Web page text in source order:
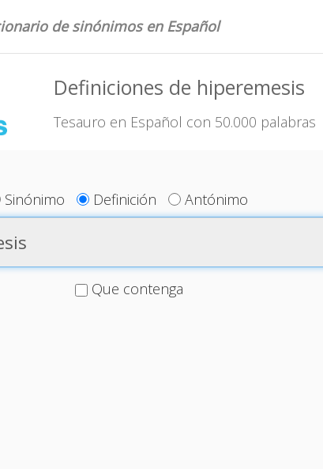
de sinónimos en Español
Definiciones de hiperemesis
Tesauro en Español con 50.000 palabras
Sinónimo Definición Antónimo
Que contenga